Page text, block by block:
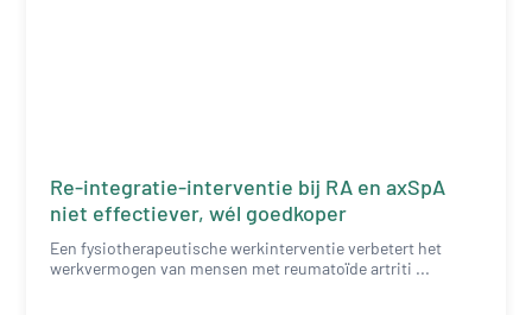
Re-integratie-interventie bij RA en axSpA
niet effectiever, wél goedkoper
Een fysiotherapeutische werkinterventie verbetert het
werkvermogen van mensen met reumatoïde artriti ...